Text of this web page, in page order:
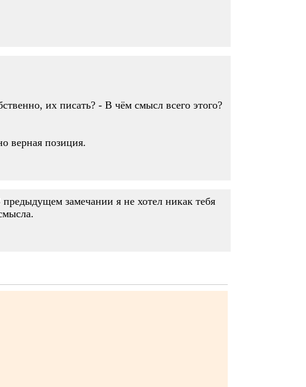
их писать? - В чём смысл всего этого?
верная позиция.
замечании я не хотел никак тебя